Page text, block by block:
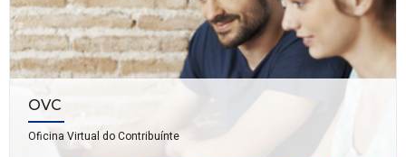
OVC
Oficina Virtual do Contribuínte